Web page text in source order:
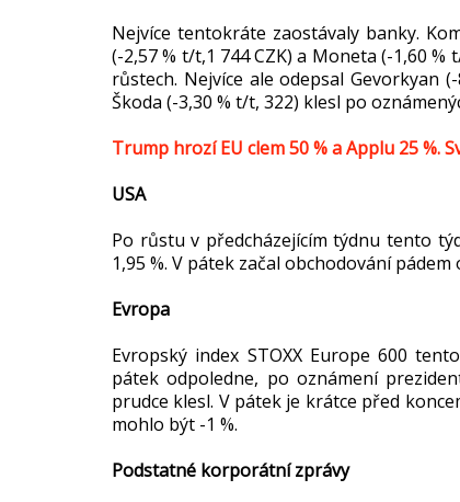
Nejvíce tentokráte zaostávaly banky.
(-2,57 % t/t,1 744 CZK) a Moneta (-1,60
růstech. Nejvíce ale odepsal Gevorkyan
Škoda (-3,30 % t/t, 322) klesl po
Trump hrozí EU clem 50 % a Applu 25 %.
USA
Po růstu v předcházejícím týdnu tento
1,95 %. V pátek začal obchodování
Evropa
Evropský index STOXX Europe 600
pátek odpoledne, po oznámení
prudce klesl. V pátek je krátce před
mohlo být -1 %.
Podstatné korporátní zprávy